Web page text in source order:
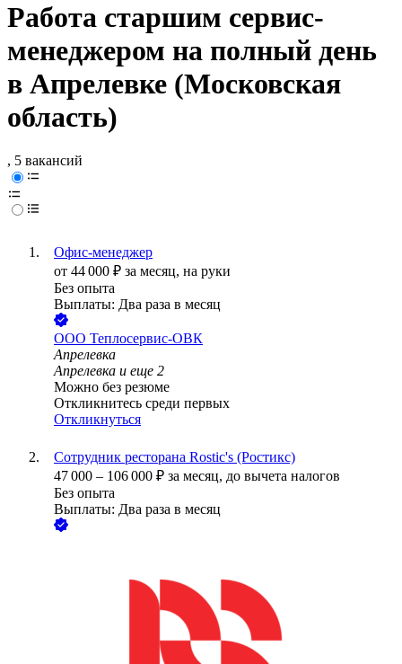
Работа старшим сервис-
менеджером на полный день
в Апрелевке (Московская
область)
, 5 вакансий
Офис-менеджер
от 44 000 ₽ за месяц, на руки
Без опыта
Выплаты: Два раза в месяц
ООО Теплосервис-ОВК
Апрелевка
Апрелевка и еще 2
Можно без резюме
Откликнитесь среди первых
Откликнуться
Сотрудник ресторана Rostic's (Ростикс)
47 000 – 106 000 ₽ за месяц, до вычета налогов
Без опыта
Выплаты: Два раза в месяц